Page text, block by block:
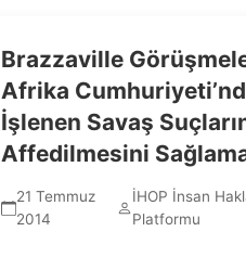
Brazzaville
Afrika
İşlenen Savaş
Affedilmesini
21 Temmuz
2014
İHOP İnsan
Platformu